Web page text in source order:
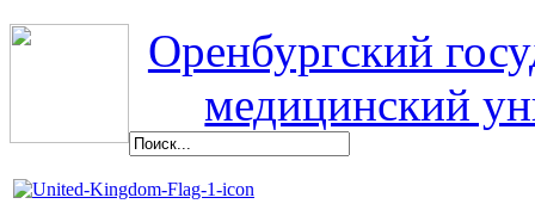
Оренбургский
медицинский